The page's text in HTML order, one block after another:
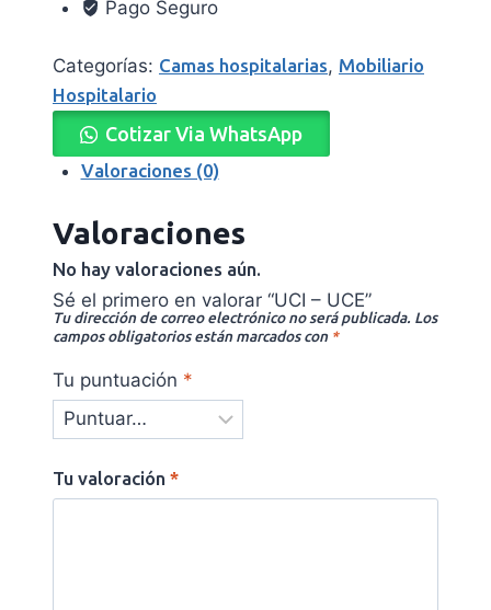
Pago Seguro
Categorías: Camas hospitalarias, Mobiliario
Hospitalario
Cotizar Via WhatsApp
Valoraciones (0)
Valoraciones
No hay valoraciones aún.
Sé el primero en valorar “UCI – UCE”
Tu dirección de correo electrónico no será publicada. Los
campos obligatorios están marcados con *
Tu puntuación *
Tu valoración *